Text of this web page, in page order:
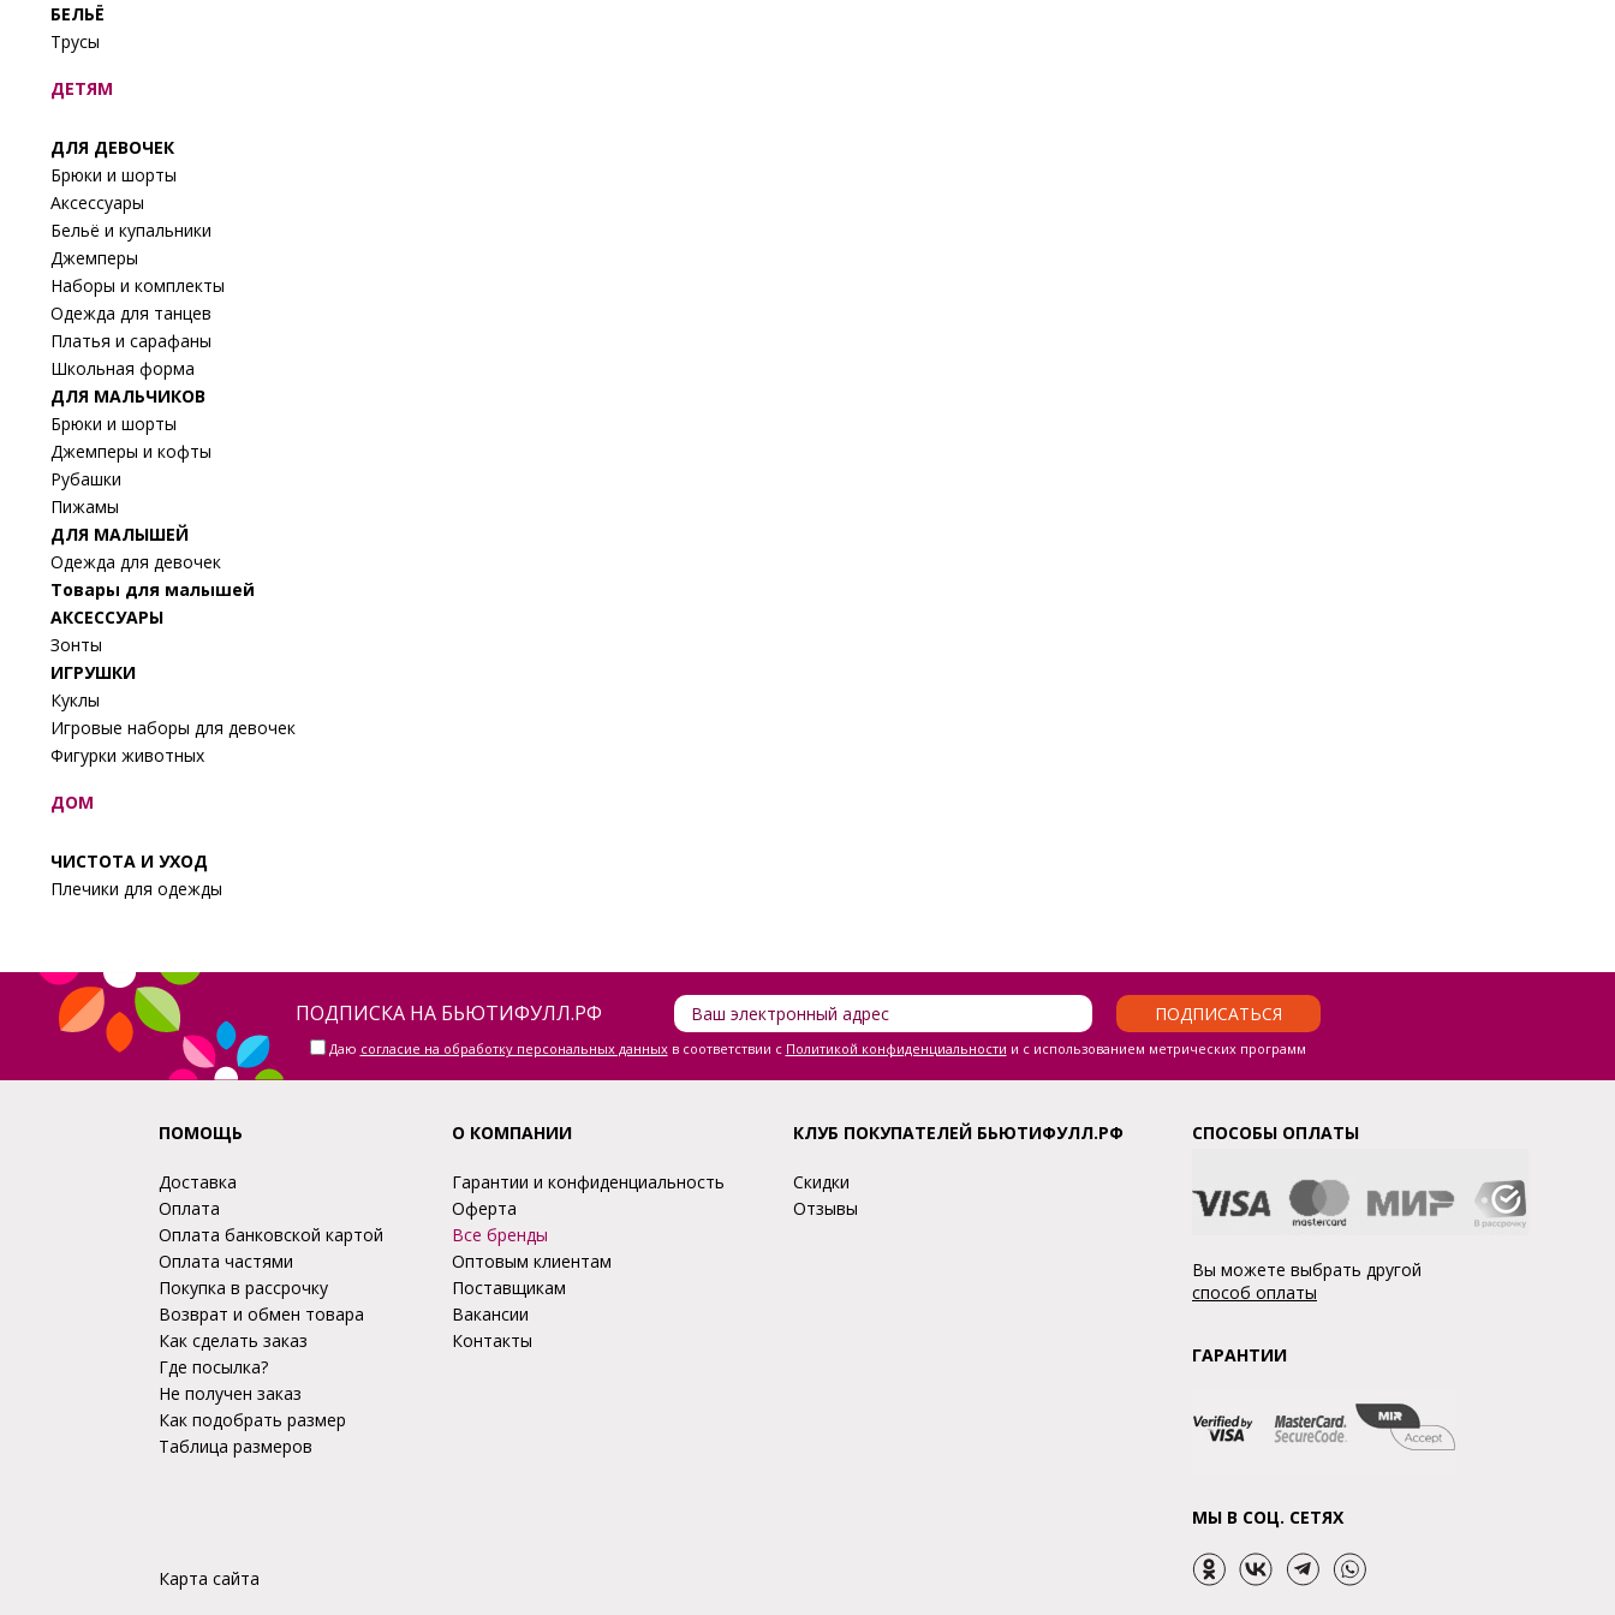
БЕЛЬЁ
Трусы
ДЕТЯМ
ДЛЯ ДЕВОЧЕК
Брюки и шорты
Аксессуары
Бельё и купальники
Джемперы
Наборы и комплекты
Одежда для танцев
Платья и сарафаны
Школьная форма
ДЛЯ МАЛЬЧИКОВ
Брюки и шорты
Джемперы и кофты
Рубашки
Пижамы
ДЛЯ МАЛЫШЕЙ
Одежда для девочек
Товары для малышей
АКСЕССУАРЫ
Зонты
ИГРУШКИ
Куклы
Игровые наборы для девочек
Фигурки животных
ДОМ
ЧИСТОТА И УХОД
Плечики для одежды
ПОДПИСКА НА БЬЮТИФУЛЛ.РФ ПОДПИСАТЬСЯ
Даю согласие на обработку персональных данныхв соответствии с Политикой конфиденциальности и с использованием метрических программ
ПОМОЩЬ
Доставка
Оплата
Оплата банковской картой
Оплата частями
Покупка в рассрочку
Возврат и обмен товара
Как сделать заказ
Где посылка?
Не получен заказ
Как подобрать размер
Таблица размеров
Карта сайта
О КОМПАНИИ
Гарантии и конфиденциальность
Оферта
Все бренды
Оптовым клиентам
Поставщикам
Вакансии
Контакты
КЛУБ ПОКУПАТЕЛЕЙ БЬЮТИФУЛЛ.РФ
Скидки
Отзывы
СПОСОБЫ ОПЛАТЫ
Вы можете выбрать другой
способ оплаты
ГАРАНТИИ
МЫ В СОЦ. СЕТЯХ